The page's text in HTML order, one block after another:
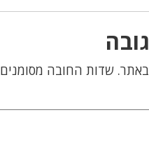
באתר. שדות החובה מסומנים